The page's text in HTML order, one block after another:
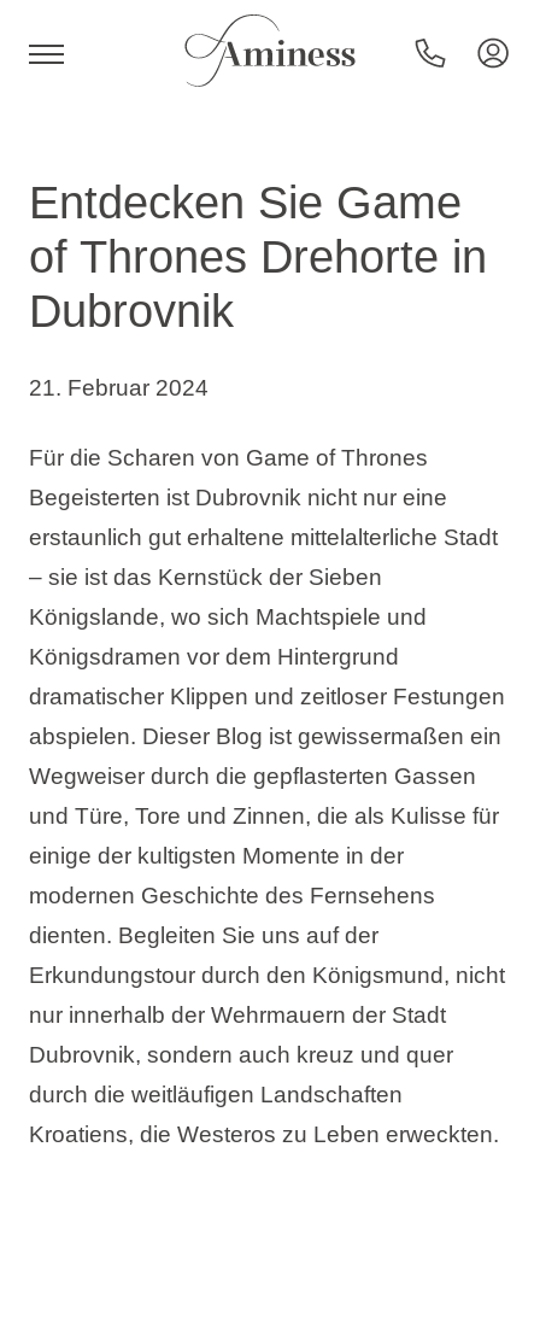
Hotels und Resorts
Reiseziele
Urlaubsarten
Ami Loyalty Programm
Blogs
Entdecken Sie Game
of Thrones Drehorte in
Dubrovnik
21. Februar 2024
Für die Scharen von Game of Thrones
Begeisterten ist Dubrovnik nicht nur eine
erstaunlich gut erhaltene mittelalterliche Stadt
– sie ist das Kernstück der Sieben
Königslande, wo sich Machtspiele und
Königsdramen vor dem Hintergrund
dramatischer Klippen und zeitloser Festungen
abspielen. Dieser Blog ist gewissermaßen ein
Wegweiser durch die gepflasterten Gassen
und Türe, Tore und Zinnen, die als Kulisse für
einige der kultigsten Momente in der
modernen Geschichte des Fernsehens
dienten. Begleiten Sie uns auf der
Erkundungstour durch den Königsmund, nicht
nur innerhalb der Wehrmauern der Stadt
Dubrovnik, sondern auch kreuz und quer
durch die weitläufigen Landschaften
Kroatiens, die Westeros zu Leben erweckten.